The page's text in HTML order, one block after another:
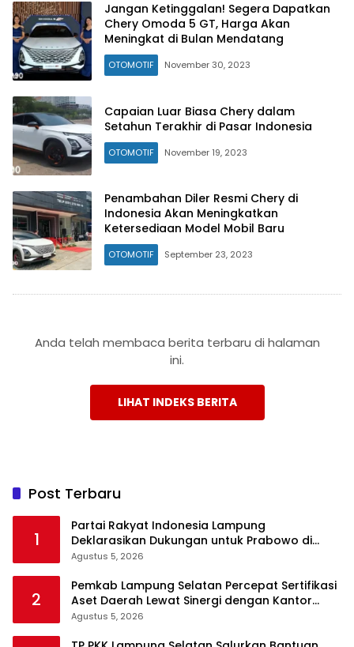
Jangan Ketinggalan! Segera Dapatkan
Chery Omoda 5 GT, Harga Akan
Meningkat di Bulan Mendatang
OTOMOTIF November 30, 2023
Capaian Luar Biasa Chery dalam
Setahun Terakhir di Pasar Indonesia
OTOMOTIF November 19, 2023
Penambahan Diler Resmi Chery di
Indonesia Akan Meningkatkan
Ketersediaan Model Mobil Baru
OTOMOTIF September 23, 2023
Anda telah membaca berita terbaru di halaman
ini.
LIHAT INDEKS BERITA
Post Terbaru
1
Partai Rakyat Indonesia Lampung
Deklarasikan Dukungan untuk Prabowo di
Pilpres 2029
Agustus 5, 2026
2
Pemkab Lampung Selatan Percepat Sertifikasi
Aset Daerah Lewat Sinergi dengan Kantor
Pertanahan
Agustus 5, 2026